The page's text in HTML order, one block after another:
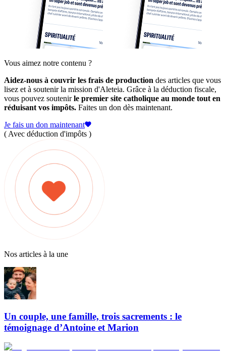
Vous aimez notre contenu ?
Aidez-nous à couvrir les frais de production des articles que vous
lisez et à soutenir la mission d'Aleteia. Grâce à la déduction fiscale,
vous pouvez soutenirle premier site catholique au monde tout en
réduisant vos impôts. Faites un don dès maintenant.
Je fais un don maintenant
( Avec déduction d'impôts )
Nos articles à la une
Un couple, une famille, trois sacrements : le
témoignage d’Antoine et Marion